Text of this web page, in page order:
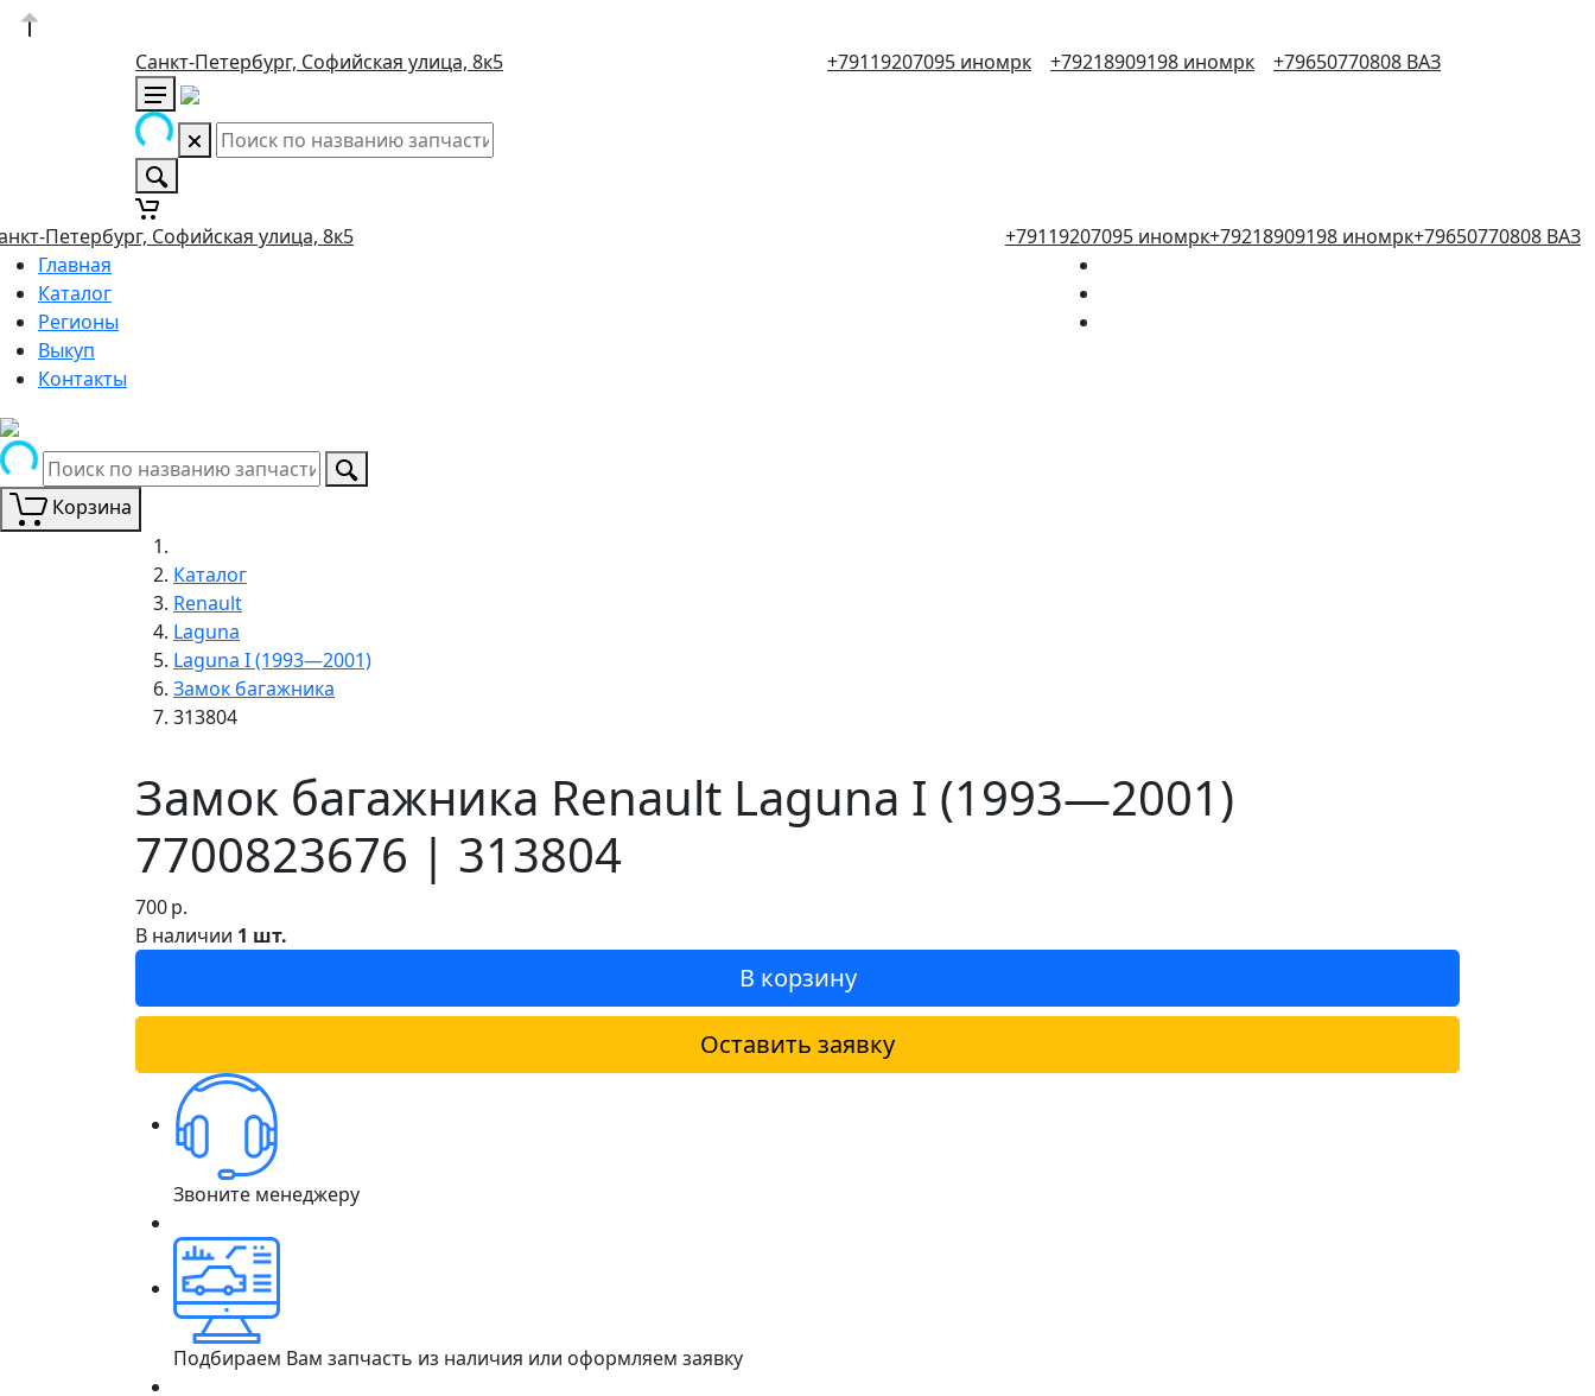
Санкт-Петербург, Софийская улица, 8к5 +79119207095 иномрк +79218909198 иномрк +79650770808 ВАЗ
Петербург, Софийская улица, 8к5 +79119207095 иномрк+79218909198 иномрк+79650770808 ВАЗ
Главная
Каталог
Регионы
Выкуп
Контакты
Корзина
Каталог
Renault
Laguna
Laguna I (1993—2001)
Замок багажника
313804
Замок багажника Renault Laguna I (1993—2001)
7700823676 | 313804
700р.
В наличии 1 шт.
В корзину
Оставить заявку
Звоните менеджеру
Подбираем Вам запчасть из наличия или оформляем заявку